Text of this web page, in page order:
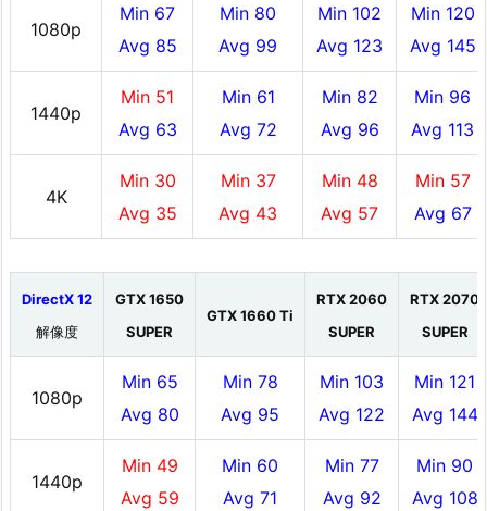
1080p
Min 67
Avg 85
Min 80
Avg 99
Min 102
Avg 123
Min 120
Avg 145
1440p
Min 51
Avg 63
Min 61
Avg 72
Min 82
Avg 96
Min 96
Avg 113
4K
Min 30
Avg 35
Min 37
Avg 43
Min 48
Avg 57
Min 57
Avg 67
DirectX 12
解像度
GTX 1650
SUPER
GTX 1660 Ti
RTX 2060
SUPER
RTX 2070
SUPER
1080p
Min 65
Avg 80
Min 78
Avg 95
Min 103
Avg 122
Min 121
Avg 144
1440p
Min 49
Avg 59
Min 60
Avg 71
Min 77
Avg 92
Min 90
Avg 108